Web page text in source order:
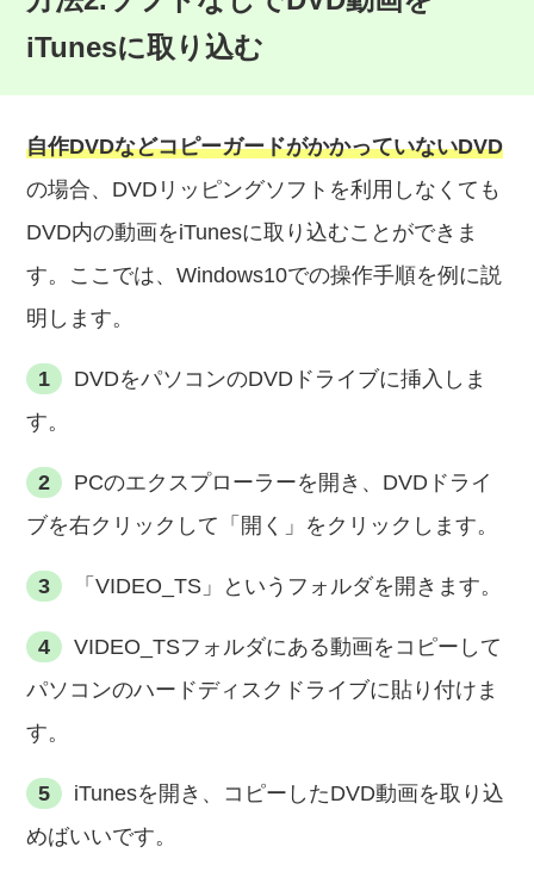
iTunesに取り込む
自作DVDなどコピーガードがかかっていないDVD
の場合、DVDリッピングソフトを利用しなくても
DVD内の動画をiTunesに取り込むことができま
す。ここでは、Windows10での操作手順を例に説
明します。
1
DVDをパソコンのDVDドライブに挿入しま
す。
2
PCのエクスプローラーを開き、DVDドライ
ブを右クリックして「開く」をクリックします。
3 「VIDEO_TS」というフォルダを開きます。
4
VIDEO_TSフォルダにある動画をコピーして
パソコンのハードディスクドライブに貼り付けま
す。
5
iTunesを開き、コピーしたDVD動画を取り込
めばいいです。